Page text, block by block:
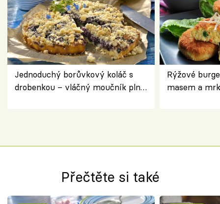
Jednoduchý borůvkový koláč s
drobenkou – vláčný moučník plný
Rýžové
masem a
Přečtěte si také